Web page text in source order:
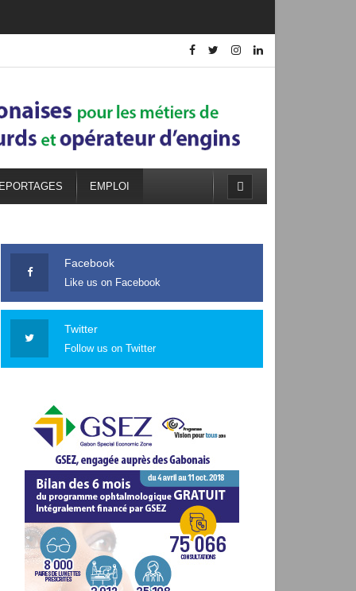
EMPLOI
Facebook
Like us on Facebook
Twitter
Follow us on Twitter